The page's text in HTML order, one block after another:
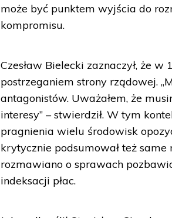
może być punktem wyjścia do
kompromisu.
Czesław Bielecki zaznaczył, że
postrzeganiem strony rządowej.
antagonistów. Uważałem, że
interesy” – stwierdził. W tym
pragnienia wielu środowisk
krytycznie podsumował też
rozmawiano o sprawach
indeksacji płac.